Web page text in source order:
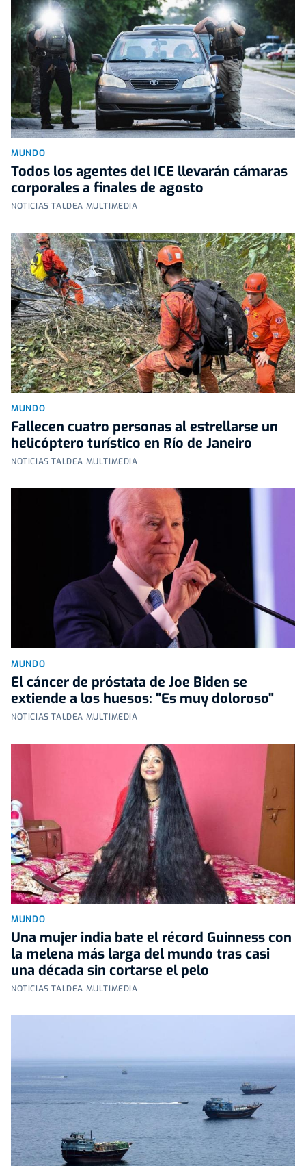
MUNDO
Todos los agentes del ICE llevarán cámaras
corporales a finales de agosto
NOTICIAS TALDEA MULTIMEDIA
MUNDO
Fallecen cuatro personas al estrellarse un
helicóptero turístico en Río de Janeiro
NOTICIAS TALDEA MULTIMEDIA
MUNDO
El cáncer de próstata de Joe Biden se
extiende a los huesos: "Es muy doloroso"
NOTICIAS TALDEA MULTIMEDIA
MUNDO
Una mujer india bate el récord Guinness con
la melena más larga del mundo tras casi
una década sin cortarse el pelo
NOTICIAS TALDEA MULTIMEDIA